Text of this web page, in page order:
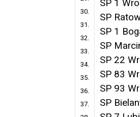
30.
31.
32.
33.
34.
35.
36.
37.
SP 1
SP
SP 1
SP
SP 22
SP 83
SP 93
SP